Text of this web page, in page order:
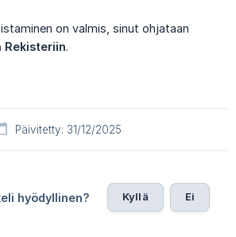
on valmis, sinut ohjataan
Rekisteriin.
Päivitetty: 31/12/2025
hyödyllinen? Kyllä Ei